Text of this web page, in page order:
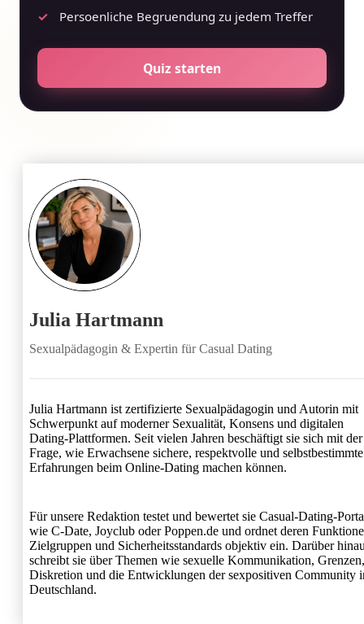
Persoenliche Begruendung zu jedem Treffer
Quiz starten
Julia Hartmann
Sexualpädagogin & Expertin für Casual Dating
Julia Hartmann ist zertifizierte Sexualpädagogin und Autorin mit
Schwerpunkt auf moderner Sexualität, Konsens und digitalen
Dating-Plattformen. Seit vielen Jahren beschäftigt sie sich mit der
Frage, wie Erwachsene sichere, respektvolle und selbstbestimmte
Erfahrungen beim Online-Dating machen können.
Für unsere Redaktion testet und bewertet sie Casual-Dating-
wie C-Date, Joyclub oder Poppen.de und ordnet deren
Zielgruppen und Sicherheitsstandards objektiv ein. Darüber
schreibt sie über Themen wie sexuelle Kommunikation, Grenzen,
Diskretion und die Entwicklungen der sexpositiven Community
Deutschland.